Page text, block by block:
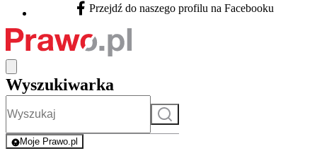
Facebook - otwiera się w nowej karcie
Przejdź do naszego profilu na Facebooku
Wyszukiwarka
Szukaj
Moje Prawo.pl
- rejestracja i logowanie do serwisu